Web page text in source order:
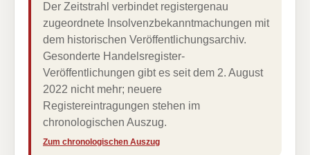
Der Zeitstrahl verbindet registergenau
zugeordnete Insolvenzbekanntmachungen mit
dem historischen Veröffentlichungsarchiv.
Gesonderte Handelsregister-
Veröffentlichungen gibt es seit dem 2. August
2022 nicht mehr; neuere
Registereintragungen stehen im
chronologischen Auszug.
Zum chronologischen Auszug